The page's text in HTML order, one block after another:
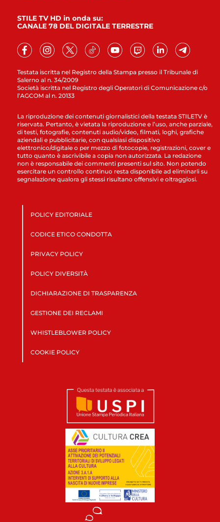
Testata iscritta nel Registro della Stampa presso il Tribunale di
Salerno al n. 34/2009
Società iscritta nel Registro degli Operatori di Comunicazione c/o
l’AGCOM al n. 20133
STILE TV HD in onda su:
CANALE 78 DEL DIGITALE TERRESTRE
La riproduzione dei contenuti giornalistici della testata STILETV è
riservata. Pertanto, è vietata la riproduzione e l’uso, anche parziale,
di testi, fotografie, contenuti audio/video, filmati, loghi, grafiche
aziendali e pubblicitarie, con qualsiasi dispositivo
elettronico/digitale o per mezzo di fotocopie, registrazioni, cover e
tutto quanto è ascrivibile a copia non autorizzata. La redazione
non è responsabile dei commenti presenti sul sito. Non potendo
esercitare un controllo continuo resta disponibile ad eliminarli su
segnalazione qualora gli stessi risultano offensivi e oltraggiosi.
POLICY EDITORIALE
CODICE ETICO CONDOTTA
PRIVACY POLICY
POLICY DIVERSITÀ
DICHIARAZIONE DI TRASPARENZA
GESTIONE DEI RECLAMI
WHISTLEBLOWER POLICY
COOKIE POLICY